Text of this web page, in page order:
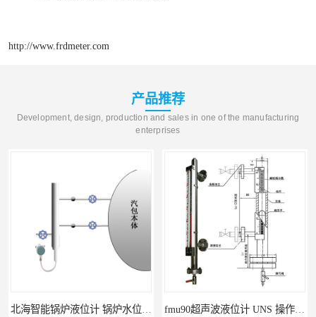
http://www.frdmeter.com
产品推荐
Development, design, production and sales in one of the manufacturing
enterprises